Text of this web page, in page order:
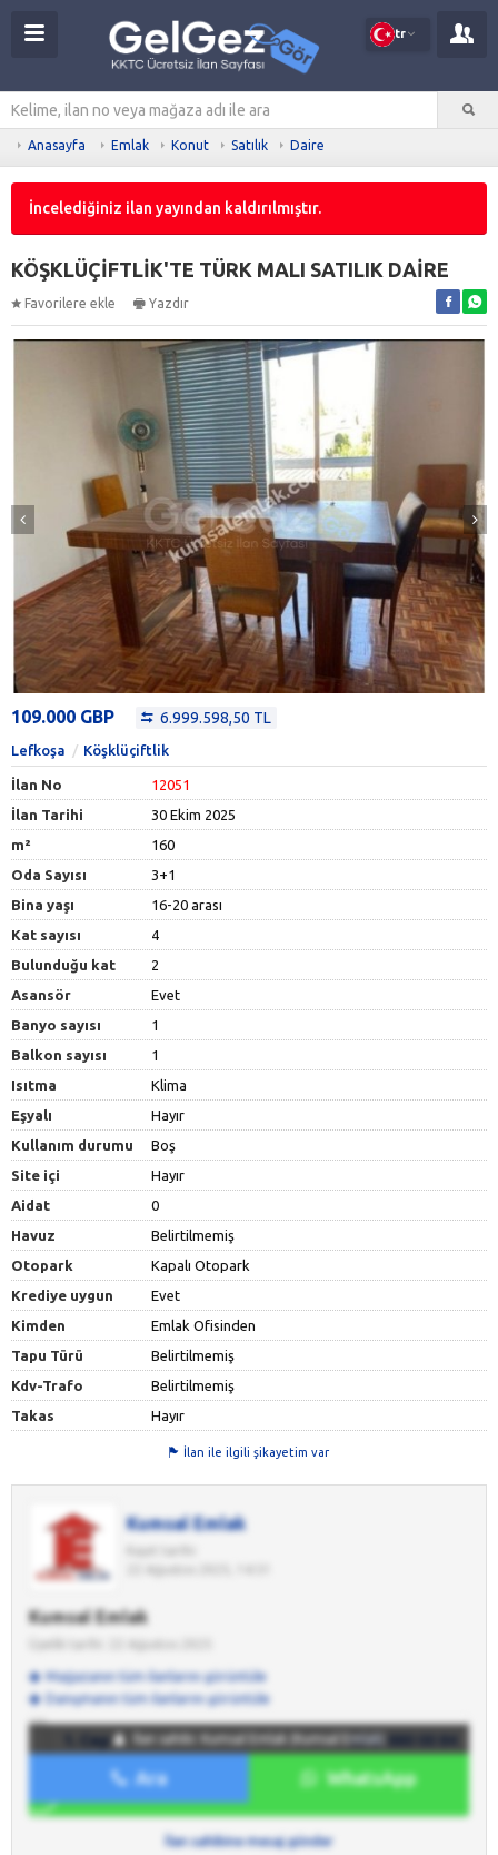
tr
Anasayfa Emlak Konut Satılık Daire
İncelediğiniz ilan yayından kaldırılmıştır.
KÖŞKLÜÇİFTLİK'TE TÜRK MALI SATILIK DAİRE
Favorilere ekle Yazdır
109.000 GBP 6.999.598,50 TL
Lefkoşa Köşklüçiftlik
İlan No
12051
İlan Tarihi
30 Ekim 2025
m²
160
Oda Sayısı
3+1
Bina yaşı
16-20 arası
Kat sayısı
4
Bulunduğu kat
2
Asansör
Evet
Banyo sayısı
1
Balkon sayısı
1
Isıtma
Klima
Eşyalı
Hayır
Kullanım durumu
Boş
Site içi
Hayır
Aidat
0
Havuz
Belirtilmemiş
Otopark
Kapalı Otopark
Krediye uygun
Evet
Kimden
Emlak Ofisinden
Tapu Türü
Belirtilmemiş
Kdv-Trafo
Belirtilmemiş
Takas
Hayır
İlan ile ilgili şikayetim var
Kumsal Emlak
Kumsal Emlak
Mağazanın tüm ilanlarını görüntüle
Danışmanın tüm ilanlarını görüntüle
1. Cep 0542 880 00 84
WhatsApp 0542 880 00 84
İlan sahibine mesaj gönder
İlan sahibi: Kumsal Emlak (Kumsal Emlak)
Ara WhatsApp